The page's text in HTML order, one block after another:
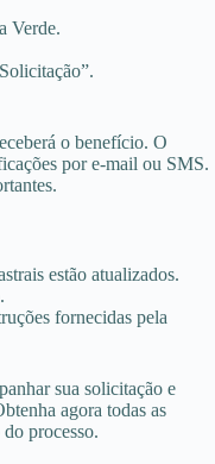
Verde.
o benefício. O
por e-mail ou SMS.
estão atualizados.
fornecidas pela
sua solicitação e
agora todas as
processo.